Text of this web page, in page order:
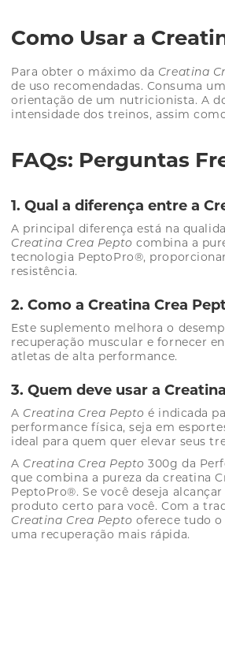
Como Usar a
Para obter o máximo da Creatina
de uso recomendadas. Consuma
orientação de um nutricionista. A
intensidade dos treinos, assim
FAQs: Perguntas
1. Qual a diferença entre a
A principal diferença está na
Creatina Crea Pepto combina a
tecnologia PeptoPro®,
resistência.
2. Como a Creatina Crea
Este suplemento melhora o
recuperação muscular e fornecer
atletas de alta performance.
3. Quem deve usar a
A Creatina Crea Pepto é indicada
performance física, seja em
ideal para quem quer elevar seus
A Creatina Crea Pepto 300g da
que combina a pureza da creatina
PeptoPro®. Se você deseja
produto certo para você. Com a
Creatina Crea Pepto oferece tudo
uma recuperação mais rápida.